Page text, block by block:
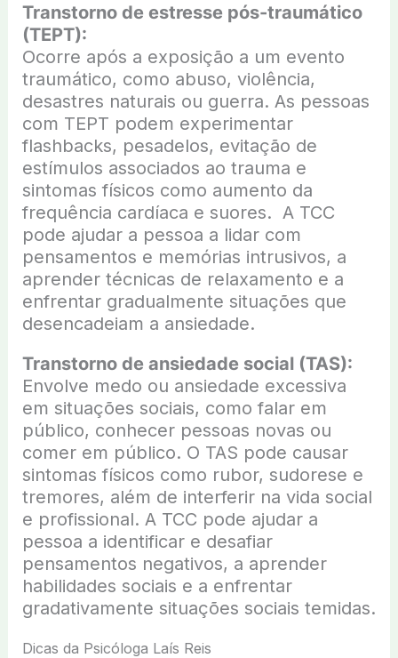
Transtorno de estresse pós-traumático
(TEPT):
Ocorre após a exposição a um evento
traumático, como abuso, violência,
desastres naturais ou guerra. As pessoas
com TEPT podem experimentar
flashbacks, pesadelos, evitação de
estímulos associados ao trauma e
sintomas físicos como aumento da
frequência cardíaca e suores. A TCC
pode ajudar a pessoa a lidar com
pensamentos e memórias intrusivos, a
aprender técnicas de relaxamento e a
enfrentar gradualmente situações que
desencadeiam a ansiedade.
Transtorno de ansiedade social (TAS):
Envolve medo ou ansiedade excessiva
em situações sociais, como falar em
público, conhecer pessoas novas ou
comer em público. O TAS pode causar
sintomas físicos como rubor, sudorese e
tremores, além de interferir na vida social
e profissional. A TCC pode ajudar a
pessoa a identificar e desafiar
pensamentos negativos, a aprender
habilidades sociais e a enfrentar
gradativamente situações sociais temidas.
Dicas da Psicóloga Laís Reis